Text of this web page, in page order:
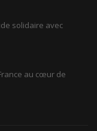
solidaire avec
au cœur de